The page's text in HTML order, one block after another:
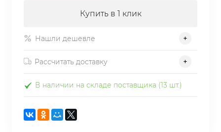
Купить в 1 клик
Нашли дешевле
Рассчитать доставку
В наличии на складе поставщика (13 шт.)